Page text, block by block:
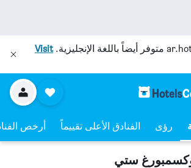
متوفر أيضاً باللغة الإنجليزية.Visit
رؤى الفنادق الأعلى تقييماً أرخص
ستي